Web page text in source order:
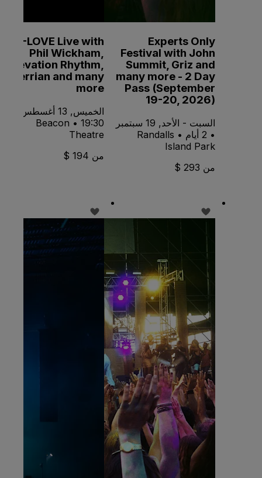
Experts Only
Festival with John
Summit, Griz and
many more - 2 Day
Pass (September
19-20, 2026)
السبت - الأحد, 19 سبتمبر
• 2 أيام • Randalls
Island Park
من 293 $
K-LOVE Live with
Phil Wickham,
Elevation Rhythm,
Terrian and many
more
الخميس, 13 أغسطس •
19:30 • Beacon
Theatre
من 194 $